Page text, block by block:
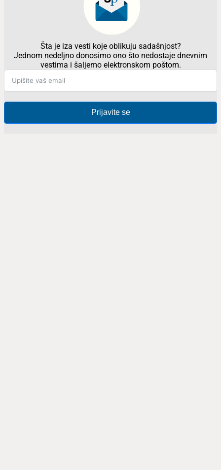
Šta je iza vesti koje oblikuju sadašnjost?
Jednom nedeljno donosimo ono što nedostaje dnevnim
vestima i šaljemo elektronskom poštom.
Prijavite se